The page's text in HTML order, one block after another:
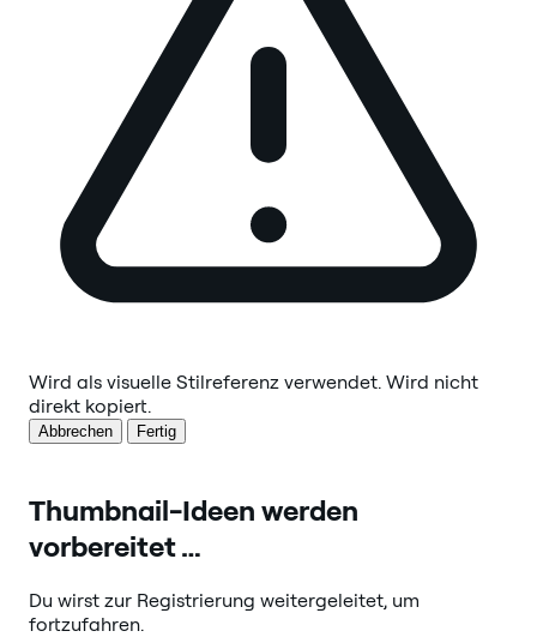
Wird als visuelle Stilreferenz verwendet. Wird nicht
direkt kopiert.
Abbrechen Fertig
Thumbnail-Ideen werden
vorbereitet …
Du wirst zur Registrierung weitergeleitet, um
fortzufahren.